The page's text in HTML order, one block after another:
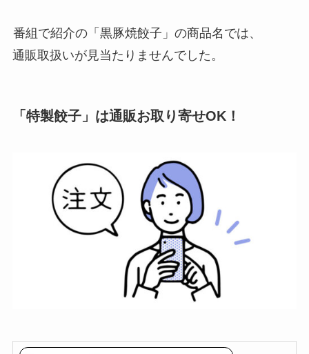
番組で紹介の「黒豚焼餃子」の商品名では、
通販取扱いが見当たりませんでした。
「特製餃子」は通販お取り寄せOK！